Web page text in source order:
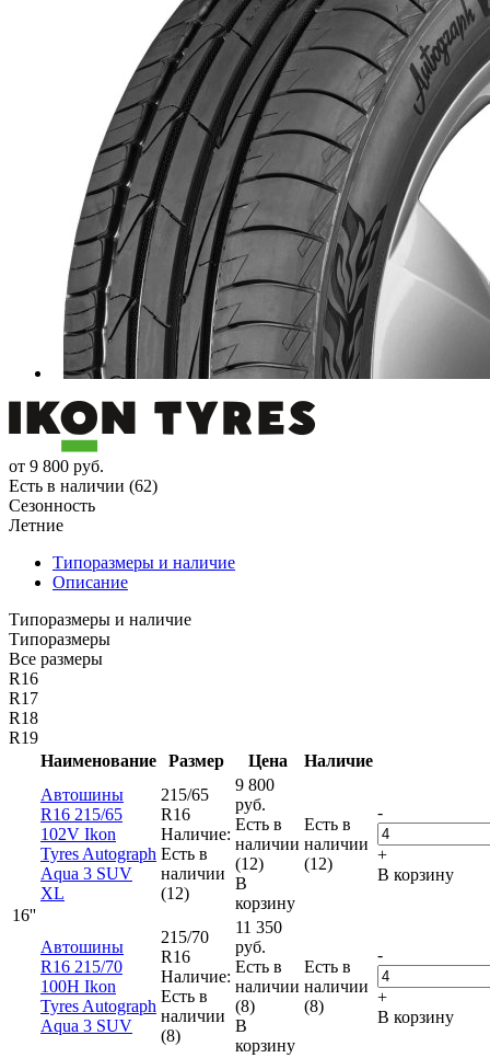
от 9 800 руб.
Есть в наличии (62)
Сезонность
Летние
Типоразмеры и наличие
Описание
Типоразмеры и наличие
Типоразмеры
Все размеры
R16
R17
R18
R19
Наименование
Размер Цена Наличие
16''
Автошины
R16 215/65
102V Ikon
Tyres Autograph
Aqua 3 SUV
XL
215/65
R16
Наличие:
Есть в
наличии
(12)
9 800
руб.
Есть в
наличии
(12)
В
корзину
Есть в
наличии
(12)
-
+
В корзину
Автошины
R16 215/70
100H Ikon
Tyres Autograph
Aqua 3 SUV
215/70
R16
Наличие:
Есть в
наличии
(8)
11 350
руб.
Есть в
наличии
(8)
В
корзину
Есть в
наличии
(8)
-
+
В корзину